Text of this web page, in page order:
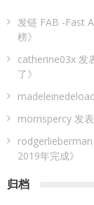
发链 FAB -Fast
榜》
catherine03x 发
了》
morrispercy 发
rodgerlieberman
2019年完成》
归档